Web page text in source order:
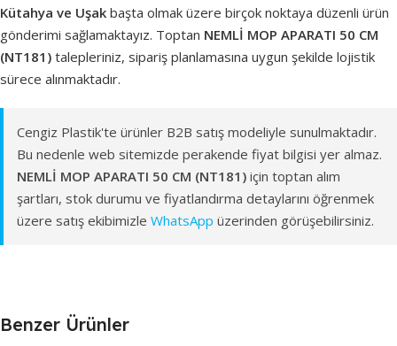
Kütahya ve Uşak başta olmak üzere birçok noktaya düzenli ürün
gönderimi sağlamaktayız. Toptan NEMLİ MOP APARATI 50 CM
(NT181) talepleriniz, sipariş planlamasına uygun şekilde lojistik
sürece alınmaktadır.
Cengiz Plastik'te ürünler B2B satış modeliyle sunulmaktadır.
Bu nedenle web sitemizde perakende fiyat bilgisi yer almaz.
NEMLİ MOP APARATI 50 CM (NT181) için toptan alım
şartları, stok durumu ve fiyatlandırma detaylarını öğrenmek
üzere satış ekibimizle WhatsApp üzerinden görüşebilirsiniz.
Benzer Ürünler